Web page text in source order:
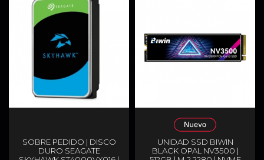
SOBRE PEDIDO | DISCO
DURO SEAGATE
UNIDAD SSD BIWIN
BLACK OPAL NV3500 |